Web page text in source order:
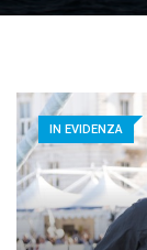
IN EVIDENZA